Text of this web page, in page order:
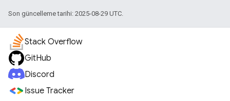
Son güncelleme tarihi: 2025-08-29 UTC.
Stack Overflow
GitHub
Discord
Issue Tracker